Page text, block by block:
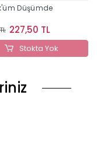
Düşümde
227,50 TL
Stokta Yok